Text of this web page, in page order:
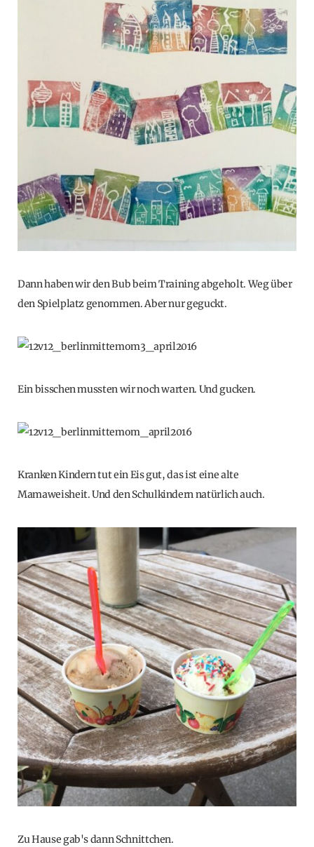
Dann haben wir den Bub beim Training abgeholt. Weg über
den Spielplatz genommen. Aber nur geguckt.
Ein bisschen mussten wir noch warten. Und gucken.
Kranken Kindern tut ein Eis gut, das ist eine alte
Mamaweisheit. Und den Schulkindern natürlich auch.
Zu Hause gab's dann Schnittchen.